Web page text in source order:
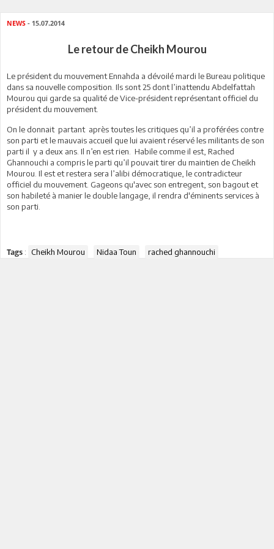
NEWS - 15.07.2014
Le retour de Cheikh Mourou
Le président du mouvement Ennahda a dévoilé mardi le Bureau politique
dans sa nouvelle composition. Ils sont 25 dont l’inattendu Abdelfattah
Mourou qui garde sa qualité de Vice-président représentant officiel du
président du mouvement.
On le donnait partant après toutes les critiques qu’il a proférées contre
son parti et le mauvais accueil que lui avaient réservé les militants de son
parti il y a deux ans. Il n’en est rien. Habile comme il est, Rached
Ghannouchi a compris le parti qu’il pouvait tirer du maintien de Cheikh
Mourou. Il est et restera sera l’alibi démocratique, le contradicteur
officiel du mouvement. Gageons qu'avec son entregent, son bagout et
son habileté à manier le double langage, il rendra d'éminents services à
son parti.
Tags : Cheikh Mourou Nidaa Toun rached ghannouchi